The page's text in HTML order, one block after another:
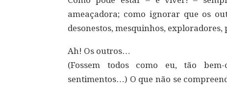
ameaçadora; como ignorar que os
desonestos, mesquinhos,
Ah! Os outros…
(Fossem todos como eu, tão
sentimentos…) O que não se